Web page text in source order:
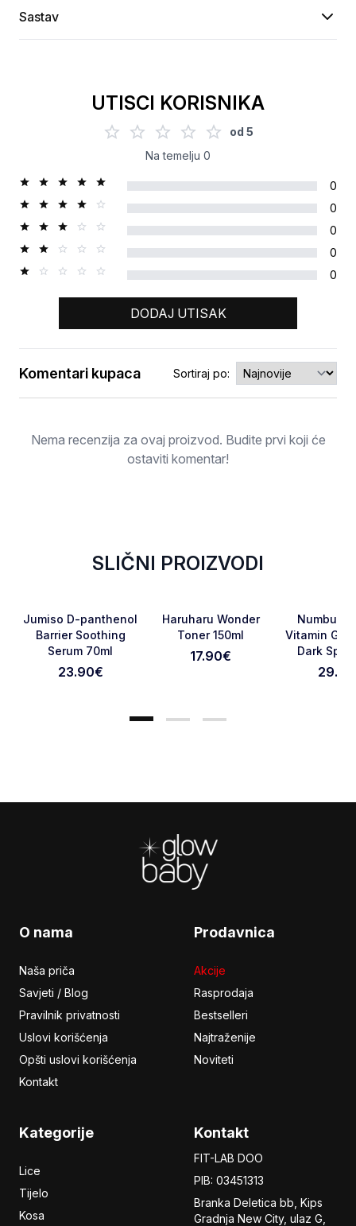
Sastav
UTISCI KORISNIKA
od 5
Na temelju 0
0
0
0
0
0
DODAJ UTISAK
Ocjena
Pošaljite pregled
Komentari kupaca Sortiraj po:
Nema recenzija za ovaj proizvod. Budite prvi koji će
ostaviti komentar!
SLIČNI PROIZVODI
Favorite
Jumiso D-panthenol
Barrier Soothing
Serum 70ml
23.90€
Favorite
Haruharu Wonder
Toner 150ml
17.90€
Numbuzin
Vitamin
Dark Spot
Cream
29.90
O nama
Naša priča
Savjeti / Blog
Pravilnik privatnosti
Uslovi korišćenja
Opšti uslovi korišćenja
Kontakt
Prodavnica
Akcije
Rasprodaja
Bestselleri
Najtraženije
Noviteti
Kategorije
Lice
Tijelo
Kosa
Kontakt
FIT-LAB DOO
PIB: 03451313
Branka Deletica bb, Kips
Gradnja New City, ulaz G,